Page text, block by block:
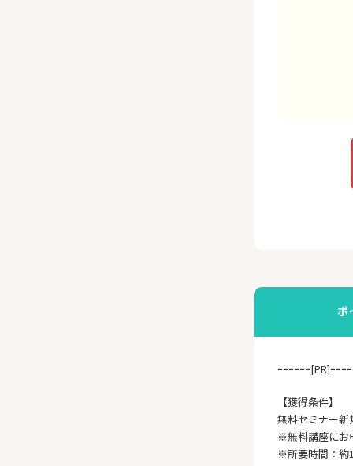
ポ
ｰｰｰｰｰｰ[PR]ｰｰｰ
【獲得条件】
無料セミナー新
※無料講座にお
※所要時間：約